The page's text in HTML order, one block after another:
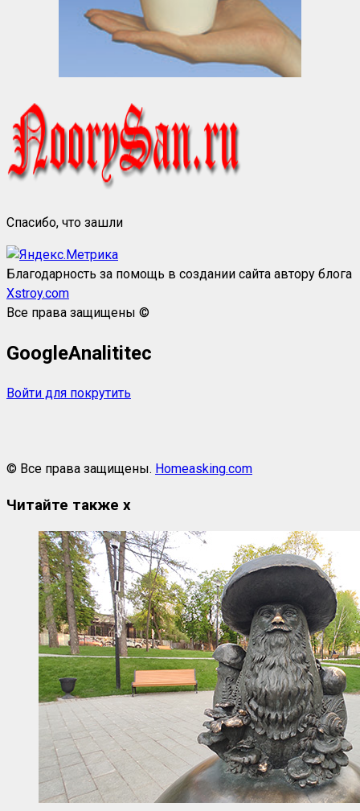
Спасибо, что зашли
Благодарность за помощь в создании сайта автору блога
Xstroy.com
Все права защищены ©
GoogleAnalititec
Войти для покрутить
© Все права защищены. Homeasking.com
Читайте также x